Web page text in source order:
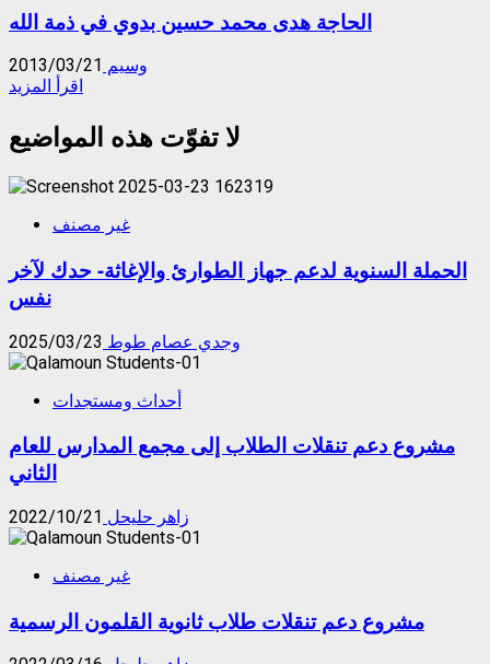
الحاجة هدى محمد حسين بدوي في ذمة الله
وسيم 2013/03/21
اقرأ المزيد
about
الحاجة
محمد
بدوي
ذمة
لا تفوّت هذه المواضيع
غير مصنف
الحملة السنوية لدعم جهاز الطوارئ والإغاثة- حدك لآخر
نفس
وجدي عصام طوط 2025/03/23
أحداث ومستجدات
مشروع دعم تنقلات الطلاب إلى مجمع المدارس للعام
الثاني
زاهر حليحل 2022/10/21
غير مصنف
مشروع دعم تنقلات طلاب ثانوية القلمون الرسمية